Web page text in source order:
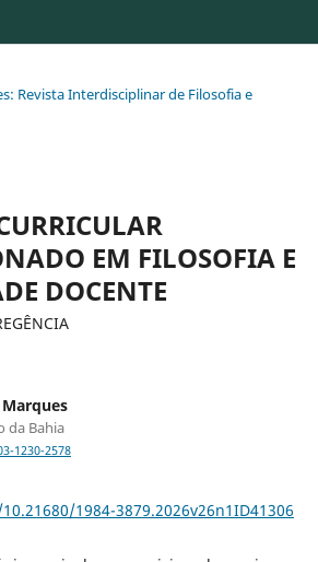
Revista Interdisciplinar de Filosofia e
EM FILOSOFIA E
DOCENTE
da Bahia
1230-2578
1984-3879.2026v26n1ID41306